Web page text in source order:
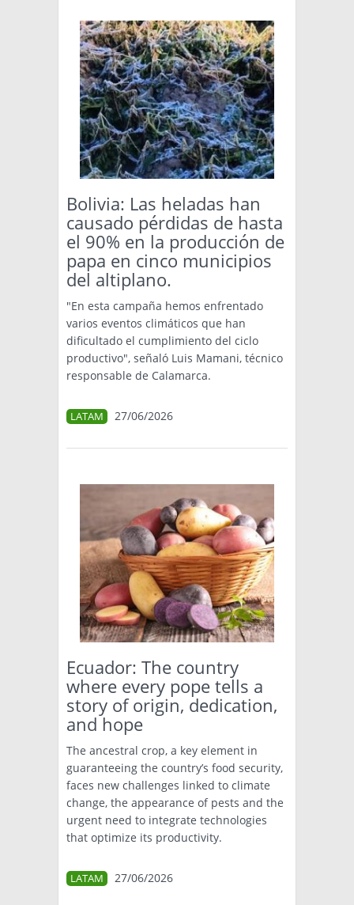
Bolivia: Las heladas han
causado pérdidas de hasta
el 90% en la producción de
papa en cinco municipios
del altiplano.
"En esta campaña hemos enfrentado
varios eventos climáticos que han
dificultado el cumplimiento del ciclo
productivo", señaló Luis Mamani, técnico
responsable de Calamarca.
LATAM 27/06/2026
Ecuador: The country
where every pope tells a
story of origin, dedication,
and hope
The ancestral crop, a key element in
guaranteeing the country’s food security,
faces new challenges linked to climate
change, the appearance of pests and the
urgent need to integrate technologies
that optimize its productivity.
LATAM 27/06/2026